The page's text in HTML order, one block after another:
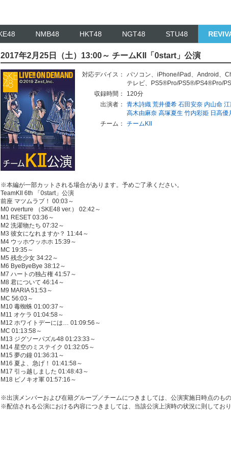
NMB48 HKT48 NGT48 STU48
2017年2月25日（土）13:00～ チームKII「0start」公演
対応デバイス： パソコン、 iPhone/iPad 、 Android 、
テレビ、
PS5®Pro/PS5®/PS4®Pro/
収録時間：
120分
出演者：
青木詩織 荒井優希 石田安奈 内山命
高木由麻奈 高塚夏生 竹内彩姫 日高優
チーム：
チームKII
※本編が一部カットされる場合があります。予めご了承ください。
TeamKII 6th 「0start」公演
前座 マツムラブ！ 00:03～
M0 overture （SKE48 ver.） 02:42～
M1 RESET 03:36～
M2 洗濯物たち 07:32～
M3 彼女になれますか？ 11:44～
M4 ウッホウッホホ 15:39～
MC 19:35～
M5 残念少女 34:22～
M6 ByeByeBye 38:12～
M7 ハートの独占権 41:57～
M8 君について 46:14～
M9 MARIA 51:53～
MC 56:03～
M10 毒蜘蛛 01:00:37～
M11 オケラ 01:04:58～
M12 ホワイトデーには… 01:09:56～
MC 01:13:58～
M13 ジグソーパズル48 01:23:33～
M14 星空のミステイク 01:32:05～
M15 夢の鐘 01:36:31～
M16 夏よ、急げ！ 01:41:58～
M17 引っ越しました 01:48:43～
M18 ピノキオ軍 01:57:16～
※出演メンバーおよび在籍グループ／チームにつきましては、公演実施日時点のもの
※配信される公演における内容につきましては、当該公演上演時の状況に則してお